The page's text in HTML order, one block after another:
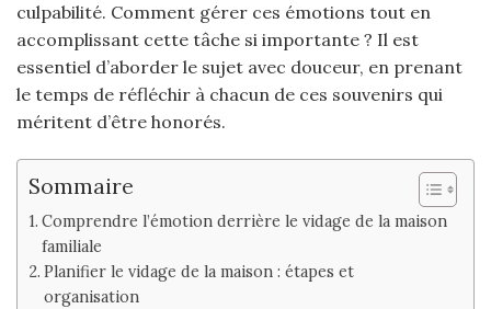
culpabilité. Comment gérer ces émotions tout en
accomplissant cette tâche si importante ? Il est
essentiel d’aborder le sujet avec douceur, en prenant
le temps de réfléchir à chacun de ces souvenirs qui
méritent d’être honorés.
Sommaire
Comprendre l’émotion derrière le vidage de la maison
familiale
Planifier le vidage de la maison : étapes et
organisation